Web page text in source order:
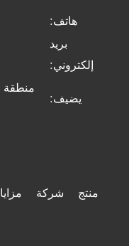
هاتف:
بريد
إلكتروني:
يضيف:
منتج شركة مزايا